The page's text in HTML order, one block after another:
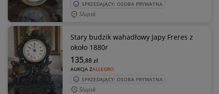
SPRZEDAJĄCY: OSOBA PRYWATNA
Slupsk
Stary budzik wahadłowy Japy Freres z
około 1880r
AUKCJA ZALLEGRO
135,88zł
SPRZEDAJĄCY: OSOBA PRYWATNA
Slupsk